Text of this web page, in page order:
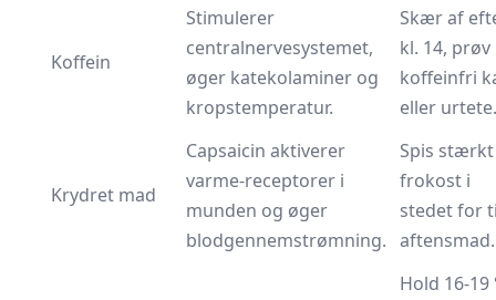
Koffein
Stimulerer
centralnervesystemet,
øger katekolaminer og
kropstemperatur.
Skær af
kl. 14, prøv
koffeinfri
eller urtete.
Krydret mad
Capsaicin aktiverer
varme-receptorer i
munden og øger
blodgennemstrømning.
Spis
frokost i
stedet for
aftensmad.
Hold 16-19